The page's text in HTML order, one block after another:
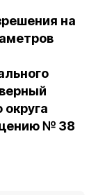
на
№ 38